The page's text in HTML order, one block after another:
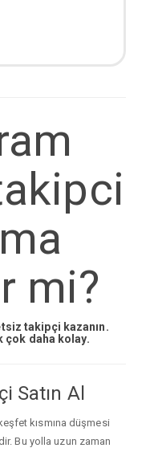
Hizmeti
mi?
takipçi kazanın.
çok daha kolay.
Satın Al
kısmına düşmesi
Bu yolla uzun zaman